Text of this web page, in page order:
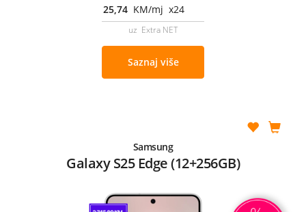
25,74 KM/mj x24
uz Extra NET
Saznaj više
Samsung
Galaxy S25 Edge (12+256GB)